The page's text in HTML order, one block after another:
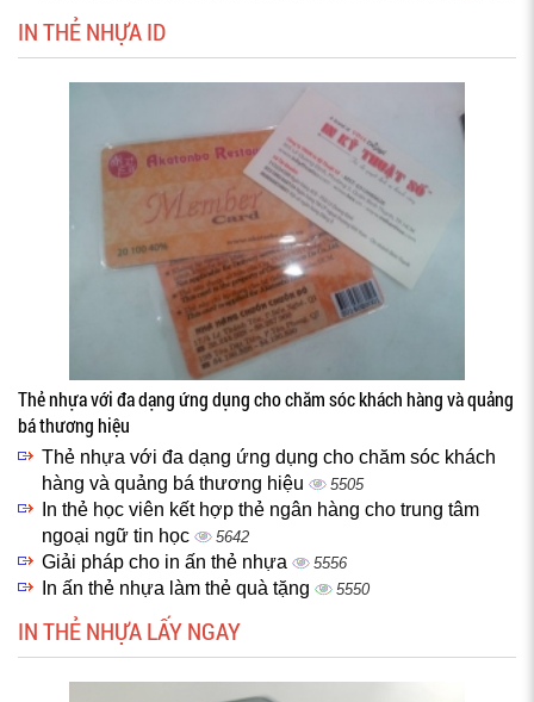
IN THẺ NHỰA ID
Thẻ nhựa với đa dạng ứng dụng cho chăm sóc khách hàng và quảng
bá thương hiệu
Thẻ nhựa với đa dạng ứng dụng cho chăm sóc khách
hàng và quảng bá thương hiệu
5505
In thẻ học viên kết hợp thẻ ngân hàng cho trung tâm
ngoại ngữ tin học
5642
Giải pháp cho in ấn thẻ nhựa 5556
In ấn thẻ nhựa làm thẻ quà tặng 5550
IN THẺ NHỰA LẤY NGAY